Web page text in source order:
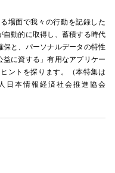
場面で我々の行動を記録した
自動的に取得し、蓄積する時代
保と、パーソナルデータの特性
に資する」有用なアプリケー
ントを探ります。（本特集は
日本情報経済社会推進協会